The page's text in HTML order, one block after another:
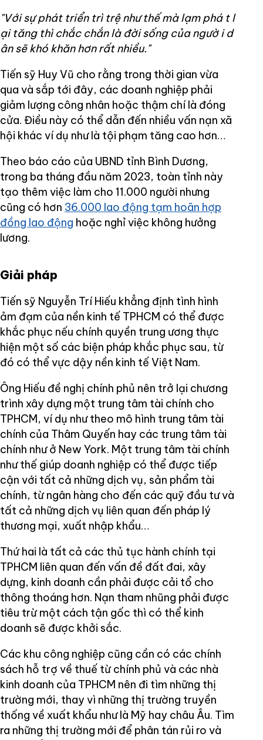
"Với sự phát triển trì trệ như thế mà lạm phá t l
ại tăng thì chắc chắn là đời sống của ngườ i d
ân sẽ khó khăn hơn rất nhiều."
Tiến sỹ Huy Vũ cho rằng trong thời gian vừa
qua và sắp tới đây, các doanh nghiệp phải
giảm lượng công nhân hoặc thậm chí là đóng
cửa. Điều này có thể dẫn đến nhiều vấn nạn xã
hội khác ví dụ như là tội phạm tăng cao hơn…
Theo báo cáo của UBND tỉnh Bình Dương,
trong ba tháng đầu năm 2023, toàn tỉnh này
tạo thêm việc làm cho 11.000 người nhưng
cũng có hơn 36.000 lao động tạm hoãn hợp
đồng lao động hoặc nghỉ việc không hưởng
lương.
Giải pháp
Tiến sỹ Nguyễn Trí Hiếu khẳng định tình hình
ảm đạm của nền kinh tế TPHCM có thể được
khắc phục nếu chính quyền trung ương thực
hiện một số các biện pháp khắc phục sau, từ
đó có thể vực dậy nền kinh tế Việt Nam.
Ông Hiếu đề nghị chính phủ nên trở lại chương
trình xây dựng một trung tâm tài chính cho
TPHCM, ví dụ như theo mô hình trung tâm tài
chính của Thâm Quyến hay các trung tâm tài
chính như ở New York. Một trung tâm tài chính
như thế giúp doanh nghiệp có thể được tiếp
cận với tất cả những dịch vụ, sản phẩm tài
chính, từ ngân hàng cho đến các quỹ đầu tư và
tất cả những dịch vụ liên quan đến pháp lý
thương mại, xuất nhập khẩu…
Thứ hai là tất cả các thủ tục hành chính tại
TPHCM liên quan đến vấn đề đất đai, xây
dựng, kinh doanh cần phải được cải tổ cho
thông thoáng hơn. Nạn tham nhũng phải được
tiêu trừ một cách tận gốc thì có thể kinh
doanh sẽ được khởi sắc.
Các khu công nghiệp cũng cần có các chính
sách hỗ trợ về thuế từ chính phủ và các nhà
kinh doanh của TPHCM nên đi tìm những thị
trường mới, thay vì những thị trường truyền
thống về xuất khẩu như là Mỹ hay châu Âu. Tìm
ra những thị trường mới để phân tán rủi ro và